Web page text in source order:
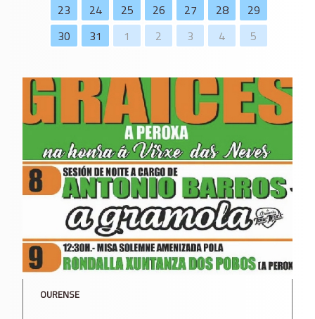
23
24 25 26 27 28
29
30
31 1 2 3 4 5
OURENSE